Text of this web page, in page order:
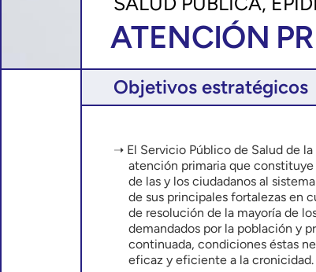
ATENCIÓN
Objetivos estratégicos
El Servicio Público de Salud de
atención primaria que
de las y los ciudadanos al
de sus principales fortalezas en
de resolución de la mayoría de
demandados por la población y
continuada, condiciones éstas
eficaz y eficiente a la cronicidad.